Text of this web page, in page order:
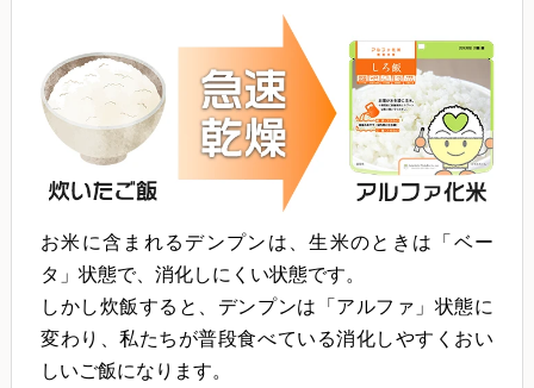
お米に含まれるデンプンは、生米のときは「ベー
タ」状態で、消化しにくい状態です。
しかし炊飯すると、デンプンは「アルファ」状態に
変わり、私たちが普段食べている消化しやすくおい
しいご飯になります。